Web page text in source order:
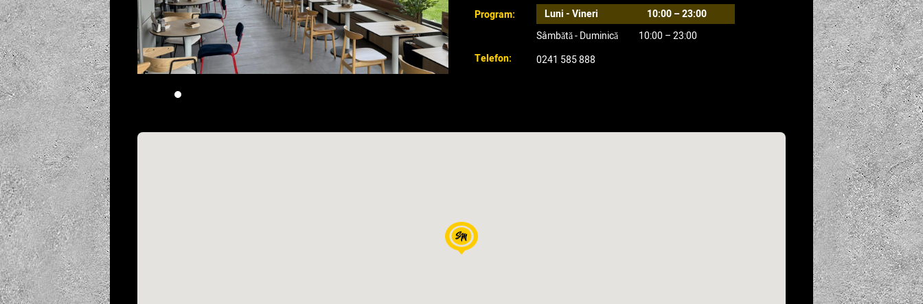
Program:
Luni - Vineri
10:00 – 23:00
Sâmbătă - Duminică
10:00 – 23:00
Telefon:
0241 585 888